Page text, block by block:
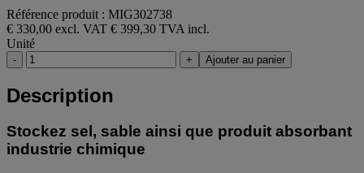
Référence produit : MIG302738
€ 330,00 excl. VAT € 399,30 TVA incl.
Unité
- + Ajouter au panier
Description
Stockez sel, sable ainsi que produit absorbant
industrie chimique